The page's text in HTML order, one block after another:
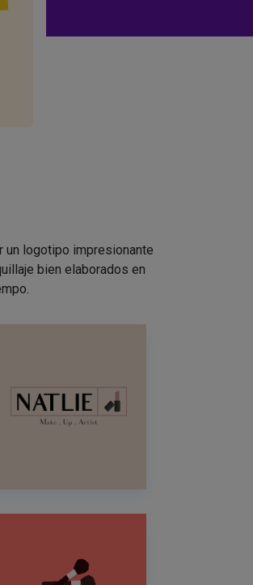
un logotipo impresionante
bien elaborados en